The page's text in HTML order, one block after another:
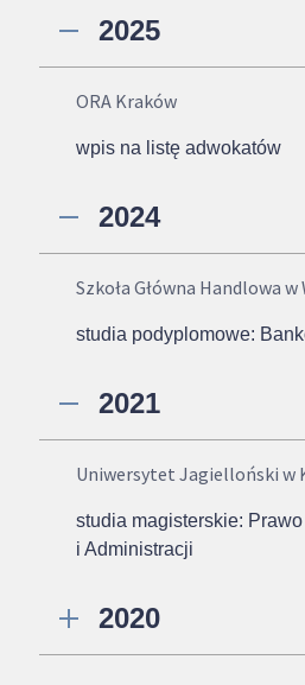
2025
ORA Kraków
wpis na listę adwokatów
2024
Szkoła Główna Handlowa w
studia podyplomowe:
2021
Uniwersytet Jagielloński w
studia magisterskie:
i Administracji
2020